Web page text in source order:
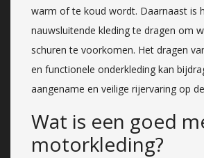
warm of te koud wordt. Daarnaast is
nauwsluitende kleding te dragen om
schuren te voorkomen. Het dragen
en functionele onderkleding kan
aangename en veilige rijervaring op
Wat is een goed
motorkleding?